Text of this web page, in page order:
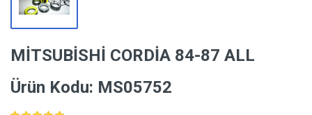
MİTSUBİSHİ CORDİA 84-87 ALL
Ürün Kodu: MS05752